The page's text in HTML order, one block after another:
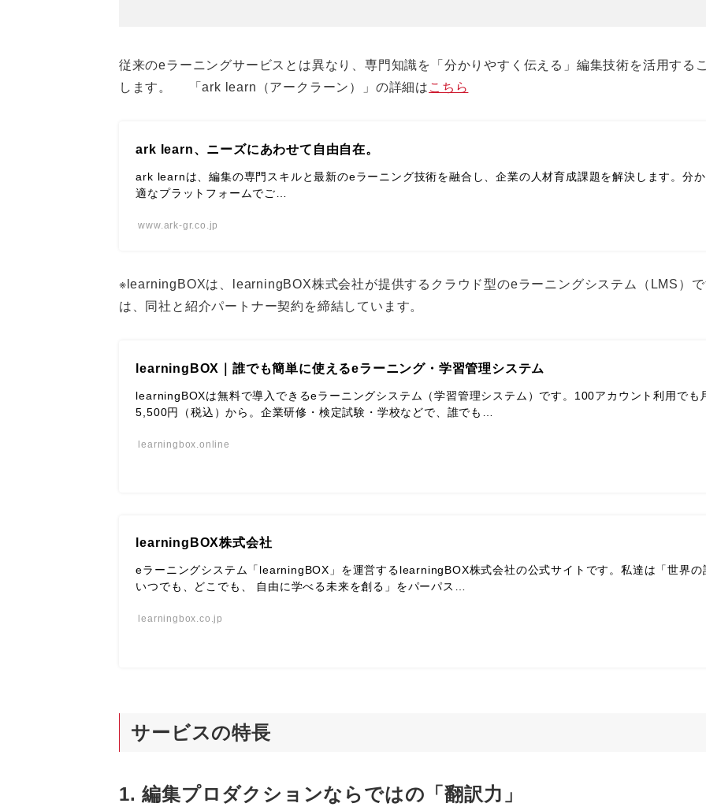
従来のeラーニングサービスとは異なり、専門知識を「分かりやすく伝える」編集技術を活用する
します。 「ark learn（アークラーン）」の詳細は こちら
ark learn、ニーズにあわせて自由自在。
ark learnは、編集の専門スキルと最新のeラーニング技術を融合し、企業の人材育成課題を解決します。分
適なプラットフォームでご…
www.ark-gr.co.jp
※learningBOXは、learningBOX株式会社が提供するクラウド型のeラーニングシステム（LMS）
は、同社と紹介パートナー契約を締結しています。
learningBOX｜誰でも簡単に使えるeラーニング・学習管理システム
learningBOXは無料で導入できるeラーニングシステム（学習管理システム）です。100アカウント利用でも
5,500円（税込）から。企業研修・検定試験・学校などで、誰でも…
learningbox.online
learningBOX株式会社
eラーニングシステム「learningBOX」を運営するlearningBOX株式会社の公式サイトです。私達は「世界の
いつでも、どこでも、 自由に学べる未来を創る」をパーパス…
learningbox.co.jp
サービスの特長
1. 編集プロダクションならではの「翻訳力」